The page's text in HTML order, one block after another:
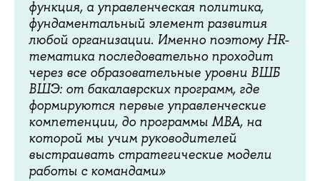
функция, а управленческая политика,
фундаментальный элемент развития
любой организации. Именно поэтому HR-
тематика последовательно проходит
через все образовательные уровни ВШБ
ВШЭ: от бакалаврских программ, где
формируются первые управленческие
компетенции, до программы MBA, на
которой мы учим руководителей
выстраивать стратегические модели
работы с командами»